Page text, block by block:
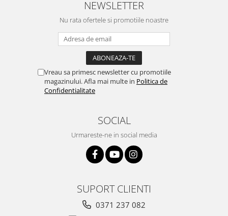
NEWSLETTER
Nu rata ofertele si promotiile noastre
Vreau sa primesc newsletter cu promotiile
magazinului. Afla mai multe in Politica de
Confidentialitate
SOCIAL
Urmareste-ne in social media
SUPORT CLIENTI
0371 237 082